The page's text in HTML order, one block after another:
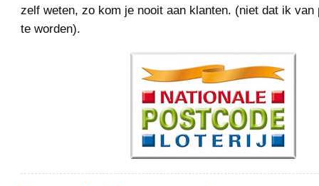
zelf weten, zo kom je nooit aan klanten. (niet dat ik van
te worden).